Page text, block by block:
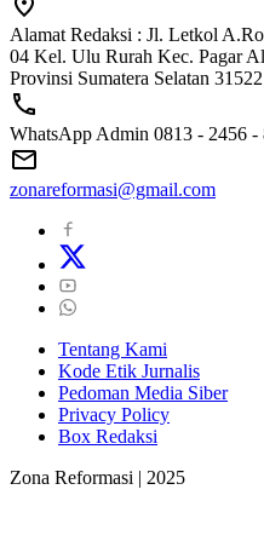
Alamat Redaksi : Jl. Letkol
04 Kel. Ulu Rurah Kec. Pagar
Provinsi Sumatera Selatan 31522
WhatsApp Admin 0813 - 2456 -
zonareformasi@gmail.com
Tentang Kami
Kode Etik Jurnalis
Pedoman Media Siber
Privacy Policy
Box Redaksi
Zona Reformasi | 2025